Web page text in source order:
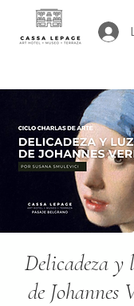
Delicadeza y
de Johannes